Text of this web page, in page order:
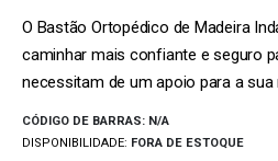
O Bastão Ortopédico de Madeira
caminhar mais confiante e seguro
necessitam de um apoio para a sua
CÓDIGO DE BARRAS: N/A
DISPONIBILIDADE: FORA DE ESTOQUE